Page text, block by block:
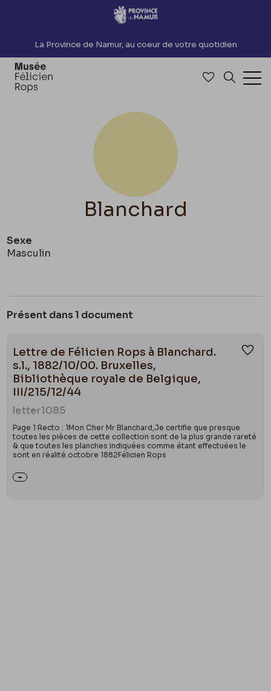
Accèder directement au contenu
La Province de Namur, au coeur de votre quotidien
Accéder à
Blanchard
Sexe
Masculin
Présent dans 1 document
Lettre de Félicien Rops à Blanchard.
s.l., 1882/10/00. Bruxelles,
Bibliothèque royale de Belgique,
III/215/12/44
letter1085
Page 1 Recto : 1Mon Cher Mr Blanchard,Je certifie que presque
toutes les pièces de cette collection sont de la plus grande rareté
& que toutes les planches indiquées comme étant effectuées le
sont en réalité.octobre 1882Félicien Rops